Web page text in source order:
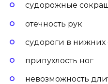
судорожные
отечность рук
судороги в нижних
припухлость ног
невозможность